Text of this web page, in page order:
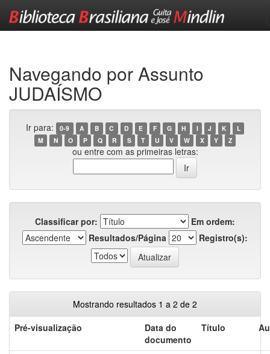
Navegando por Assunto
JUDAÍSMO
Ir para: 0-9 A B C D E F G H I J K
L
M
N O P Q R S T U V W X Y Z
ou entre com as primeiras letras:
Classificar por:
Em ordem:
Resultados/Página
Registro(s):
Mostrando resultados 1 a 2 de 2
Pré-visualização
Data do
documento
Título